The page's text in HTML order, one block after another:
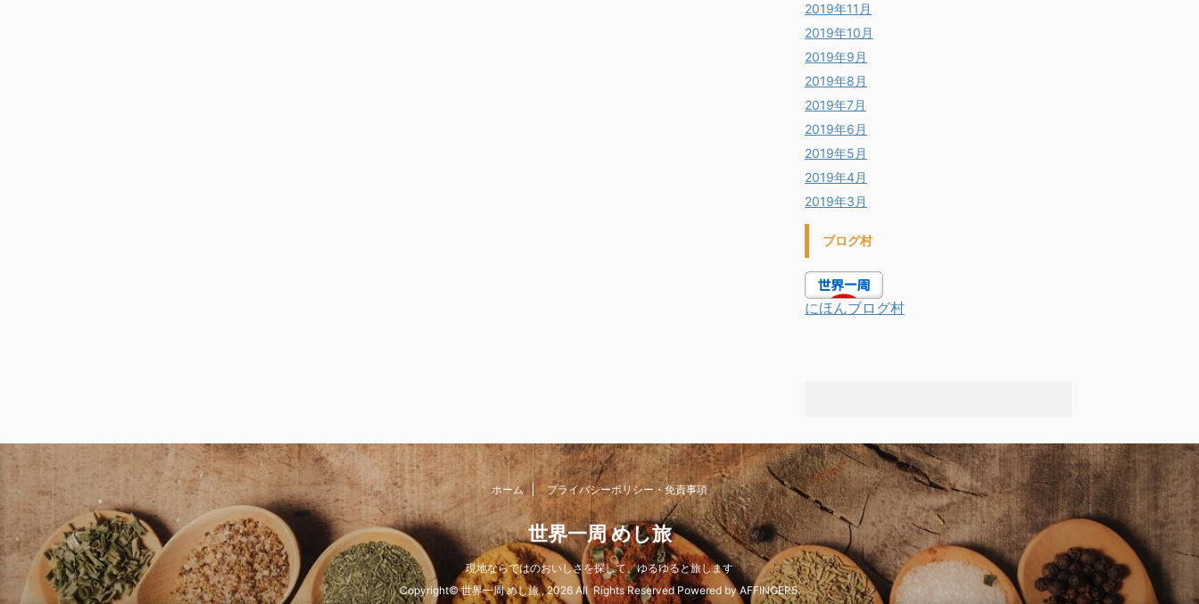
2019年11月
2019年10月
2019年9月
2019年8月
2019年7月
2019年6月
2019年5月
2019年4月
2019年3月
ブログ村
にほんブログ村
ホーム プライバシーポリシー・免責事項
世界一周 めし旅
現地ならではのおいしさを探して、ゆるゆると旅します
Copyright© 世界一周 めし旅 , 2026 All Rights Reserved Powered byAFFINGER5.